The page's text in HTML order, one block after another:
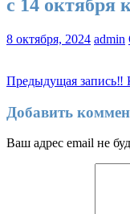
с 14 октября
8 октября, 2024 admin
Навигация
по
записям
Предыдущая запись‼️
Добавить
Ваш адрес email не